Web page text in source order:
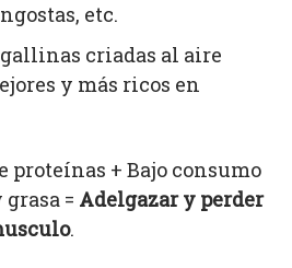
etc.
gallinas criadas al aire
y más ricos en
proteínas + Bajo consumo
= Adelgazar y perder
.